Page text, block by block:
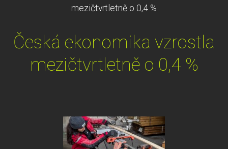
mezičtvrtletně o 0,4 %
Česká ekonomika vzrostla
mezičtvrtletně o 0,4 %